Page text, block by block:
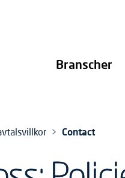
Branscher
Contact